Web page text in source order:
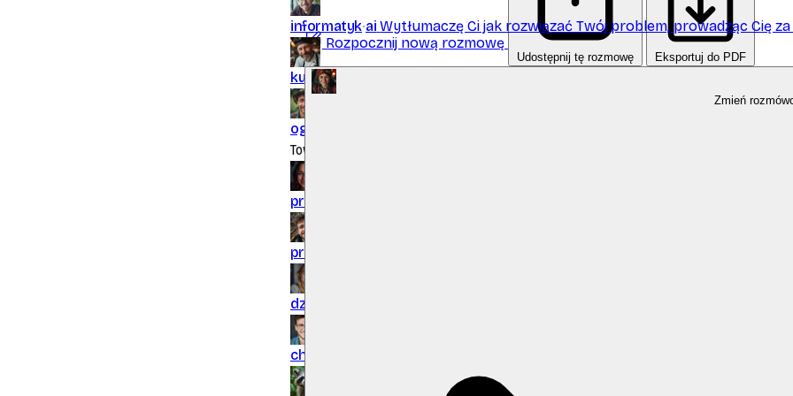
informatyk ai Wytłumaczę Ci jak rozwiązać Twój problem, prowadząc Cię za
kucharz
ogrodnik
Towarzysze
przyjaciolka
przyjaciel
dziewczyna
chlopak
Rozpocznij nową rozmowę
Udostępnij tę rozmowę Eksportuj do PDF
Zmień